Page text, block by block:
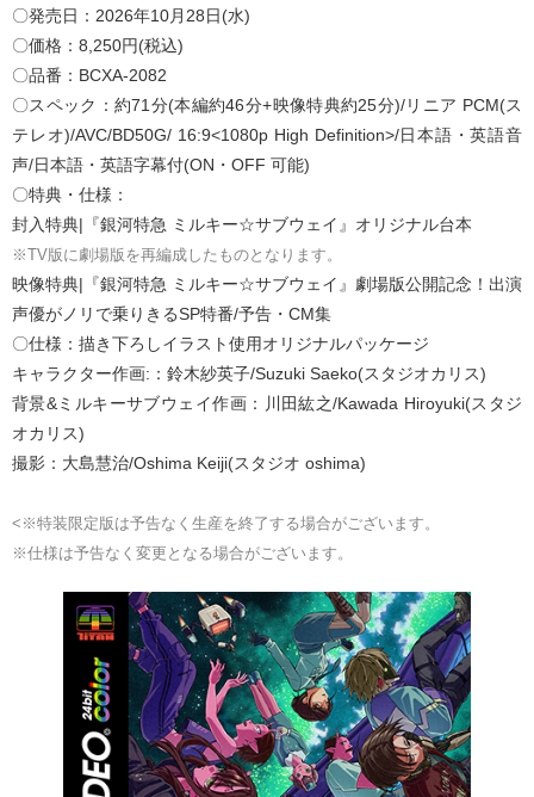
〇発売日：2026年10月28日(水)
〇価格：8,250円(税込)
〇品番：BCXA-2082
〇スペック：約71分(本編約46分+映像特典約25分)/リニア PCM(ス
テレオ)/AVC/BD50G/ 16:9<1080p High Definition>/日本語・英語音
声/日本語・英語字幕付(ON・OFF 可能)
〇特典・仕様：
封入特典|『銀河特急 ミルキー☆サブウェイ』オリジナル台本
※TV版に劇場版を再編成したものとなります。
映像特典|『銀河特急 ミルキー☆サブウェイ』劇場版公開記念！出演
声優がノリで乗りきるSP特番/予告・CM集
〇仕様：描き下ろしイラスト使用オリジナルパッケージ
キャラクター作画:：鈴木紗英子/Suzuki Saeko(スタジオカリス)
背景&ミルキーサブウェイ作画：川田紘之/Kawada Hiroyuki(スタジ
オカリス)
撮影：大島慧治/Oshima Keiji(スタジオ oshima)
<※特装限定版は予告なく生産を終了する場合がございます。
※仕様は予告なく変更となる場合がございます。